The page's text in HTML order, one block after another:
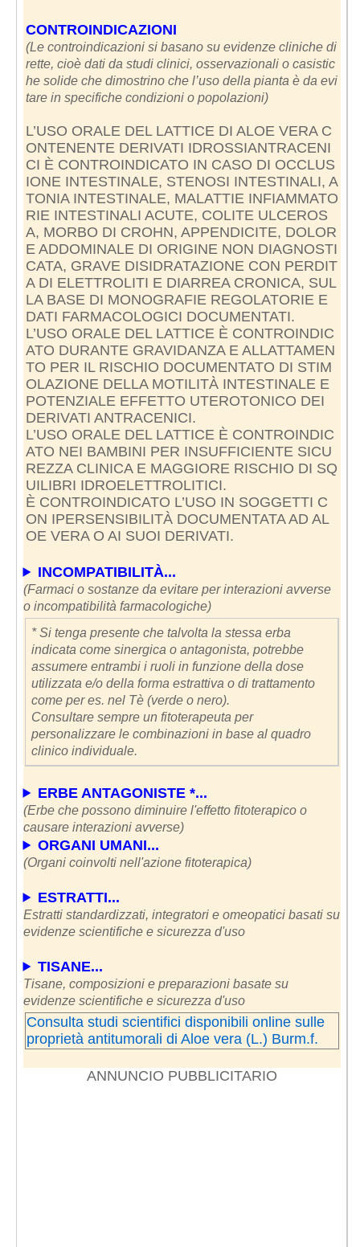
CONTROINDICAZIONI
(Le controindicazioni si basano su evidenze cliniche di
rette, cioè dati da studi clinici, osservazionali o casistic
he solide che dimostrino che l’uso della pianta è da evi
tare in specifiche condizioni o popolazioni)
L’USO ORALE DEL LATTICE DI ALOE VERA C
ONTENENTE DERIVATI IDROSSIANTRACENI
CI È CONTROINDICATO IN CASO DI OCCLUS
IONE INTESTINALE, STENOSI INTESTINALI, A
TONIA INTESTINALE, MALATTIE INFIAMMATO
RIE INTESTINALI ACUTE, COLITE ULCEROS
A, MORBO DI CROHN, APPENDICITE, DOLOR
E ADDOMINALE DI ORIGINE NON DIAGNOSTI
CATA, GRAVE DISIDRATAZIONE CON PERDIT
A DI ELETTROLITI E DIARREA CRONICA, SUL
LA BASE DI MONOGRAFIE REGOLATORIE E
DATI FARMACOLOGICI DOCUMENTATI.
L’USO ORALE DEL LATTICE È CONTROINDIC
ATO DURANTE GRAVIDANZA E ALLATTAMEN
TO PER IL RISCHIO DOCUMENTATO DI STIM
OLAZIONE DELLA MOTILITÀ INTESTINALE E
POTENZIALE EFFETTO UTEROTONICO DEI
DERIVATI ANTRACENICI.
L’USO ORALE DEL LATTICE È CONTROINDIC
ATO NEI BAMBINI PER INSUFFICIENTE SICU
REZZA CLINICA E MAGGIORE RISCHIO DI SQ
UILIBRI IDROELETTROLITICI.
È CONTROINDICATO L’USO IN SOGGETTI C
ON IPERSENSIBILITÀ DOCUMENTATA AD AL
OE VERA O AI SUOI DERIVATI.
INCOMPATIBILITÀ...
(Farmaci o sostanze da evitare per interazioni avverse
o incompatibilità farmacologiche)
* Si tenga presente che talvolta la stessa erba
indicata come sinergica o antagonista, potrebbe
assumere entrambi i ruoli in funzione della dose
utilizzata e/o della forma estrattiva o di trattamento
come per es. nel Tè (verde o nero).
Consultare sempre un fitoterapeuta per
personalizzare le combinazioni in base al quadro
clinico individuale.
ERBE ANTAGONISTE *...
(Erbe che possono diminuire l'effetto fitoterapico o
causare interazioni avverse)
ORGANI UMANI...
(Organi coinvolti nell'azione fitoterapica)
ESTRATTI...
Estratti standardizzati, integratori e omeopatici basati su
evidenze scientifiche e sicurezza d'uso
TISANE...
Tisane, composizioni e preparazioni basate su
evidenze scientifiche e sicurezza d'uso
Consulta studi scientifici disponibili online sulle
proprietà antitumorali di Aloe vera (L.) Burm.f.
ANNUNCIO PUBBLICITARIO